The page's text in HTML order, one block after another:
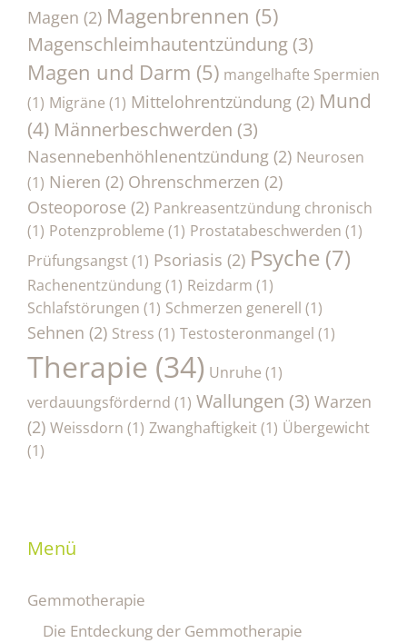
Magen (2) Magenbrennen (5)
Magenschleimhautentzündung (3)
Magen und Darm (5) mangelhafte Spermien
(1) Migräne (1) Mittelohrentzündung (2) Mund
(4) Männerbeschwerden (3)
Nasennebenhöhlenentzündung (2) Neurosen
(1) Nieren (2) Ohrenschmerzen (2)
Osteoporose (2) Pankreasentzündung chronisch
(1) Potenzprobleme (1) Prostatabeschwerden (1)
Prüfungsangst(1) Psoriasis (2) Psyche (7)
Rachenentzündung(1) Reizdarm (1)
Schlafstörungen (1) Schmerzen generell (1)
Sehnen (2) Stress (1) Testosteronmangel (1)
Therapie (34) Unruhe (1)
verdauungsfördernd (1) Wallungen (3) Warzen
(2) Weissdorn (1) Zwanghaftigkeit(1) Übergewicht
(1)
Menü
Gemmotherapie
Die Entdeckung der Gemmotherapie